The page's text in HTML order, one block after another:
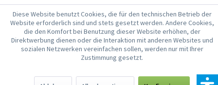
Diese Website benutzt Cookies, die für den technischen Betrieb der
Website erforderlich sind und stets gesetzt werden. Andere Cookies,
die den Komfort bei Benutzung dieser Website erhöhen, der
Direktwerbung dienen oder die Interaktion mit anderen Websites und
sozialen Netzwerken vereinfachen sollen, werden nur mit Ihrer
Zustimmung gesetzt.